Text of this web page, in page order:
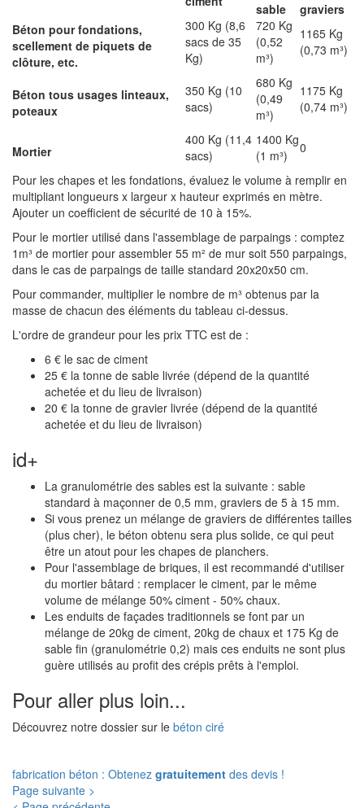
sable
graviers
Béton pour fondations,
scellement de piquets de
clôture, etc.
300 Kg (8,6
sacs de 35
Kg)
720 Kg
(0,52
m³)
1165 Kg
(0,73 m³)
Béton tous usages linteaux,
poteaux
350 Kg (10
sacs)
680 Kg
(0,49
m³)
1175 Kg
(0,74 m³)
Mortier
400 Kg (11,4
sacs)
1400 Kg
(1 m³)
0
Pour les chapes et les fondations, évaluez le volume à remplir en
multipliant longueurs x largeur x hauteur exprimés en mètre.
Ajouter un coefficient de sécurité de 10 à 15%.
Pour le mortier utilisé dans l'assemblage de parpaings : comptez
1m³ de mortier pour assembler 55 m² de mur soit 550 parpaings,
dans le cas de parpaings de taille standard 20x20x50 cm.
Pour commander, multiplier le nombre de m³ obtenus par la
masse de chacun des éléments du tableau ci-dessus.
L'ordre de grandeur pour les prix TTC est de :
6 € le sac de ciment
25 € la tonne de sable livrée (dépend de la quantité
achetée et du lieu de livraison)
20 € la tonne de gravier livrée (dépend de la quantité
achetée et du lieu de livraison)
id+
La granulométrie des sables est la suivante : sable
standard à maçonner de 0,5 mm, graviers de 5 à 15 mm.
Si vous prenez un mélange de graviers de différentes tailles
(plus cher), le béton obtenu sera plus solide, ce qui peut
être un atout pour les chapes de planchers.
Pour l'assemblage de briques, il est recommandé d'utiliser
du mortier bâtard : remplacer le ciment, par le même
volume de mélange 50% ciment - 50% chaux.
Les enduits de façades traditionnels se font par un
mélange de 20kg de ciment, 20kg de chaux et 175 Kg de
sable fin (granulométrie 0,2) mais ces enduits ne sont plus
guère utilisés au profit des crépis prêts à l'emploi.
Pour aller plus loin...
Découvrez notre dossier sur le béton ciré
fabrication béton : Obtenez gratuitement des devis !
Page suivante >